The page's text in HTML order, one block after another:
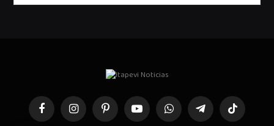
FacebookInstagramPinterestYouTubeWhatsAppTelegramaTikTok